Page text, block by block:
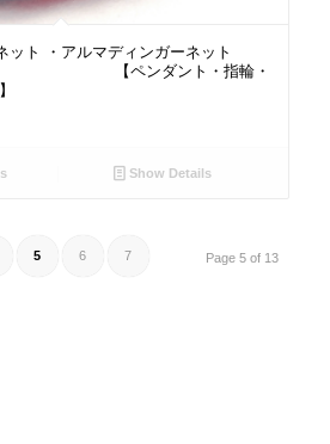
ット ・アルマディンガーネット
ンダント・指輪・
Show Details
Page 5 of 13
5 6 7